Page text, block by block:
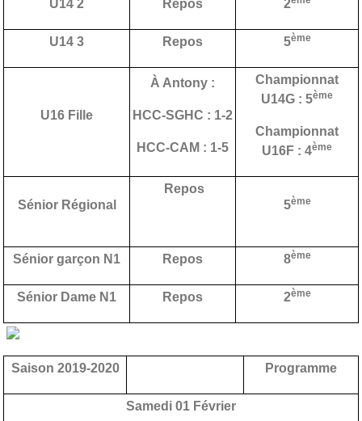
U14 2 Repos 2
U14 3 Repos 5ème
U16 Fille
À Antony :
HCC-SGHC : 1-2
HCC-CAM : 1-5
Championnat
U14G : 5ème
Championnat
U16F : 4ème
Sénior Régional
Repos
5ème
Sénior garçon N1 Repos 8ème
Sénior Dame N1 Repos 2ème
Saison 2019-2020 Programme
Samedi 01 Février